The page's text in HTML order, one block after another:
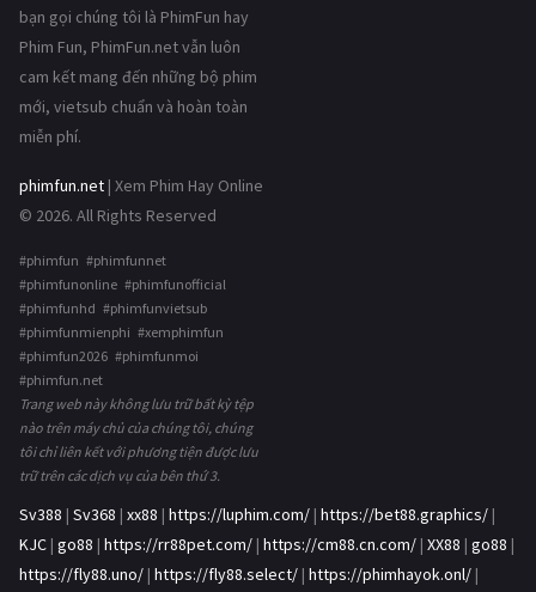
bạn gọi chúng tôi là PhimFun hay
Phim Fun, PhimFun.net vẫn luôn
cam kết mang đến những bộ phim
mới, vietsub chuẩn và hoàn toàn
miễn phí.
phimfun.net | Xem Phim Hay Online
© 2026. All Rights Reserved
#phimfun #phimfunnet
#phimfunonline #phimfunofficial
#phimfunhd #phimfunvietsub
#phimfunmienphi #xemphimfun
#phimfun2026 #phimfunmoi
#phimfun.net
Trang web này không lưu trữ bất kỳ tệp
nào trên máy chủ của chúng tôi, chúng
tôi chỉ liên kết với phương tiện được lưu
trữ trên các dịch vụ của bên thứ 3.
Sv388 | Sv368 | xx88 | https://luphim.com/ | https://bet88.graphics/ |
KJC | go88 | https://rr88pet.com/ | https://cm88.cn.com/ | XX88 | go88 |
https://fly88.uno/ | https://fly88.select/ | https://phimhayok.onl/ |